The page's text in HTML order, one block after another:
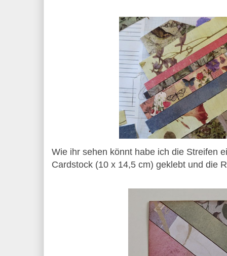
Wie ihr sehen könnt habe ich die Streifen
Cardstock (10 x 14,5 cm) geklebt und die